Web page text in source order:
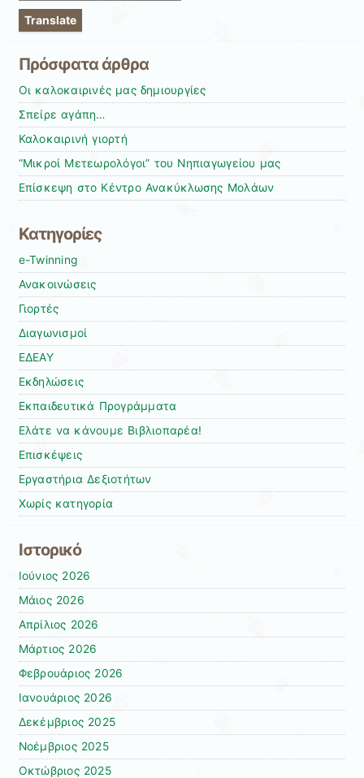
a
translate
page
Translate
Πρόσφατα άρθρα
Οι καλοκαιρινές μας δημιουργίες
Σπείρε αγάπη…
Καλοκαιρινή γιορτή
“Μικροί Μετεωρολόγοι” του Νηπιαγωγείου μας
Επίσκεψη στο Κέντρο Ανακύκλωσης Μολάων
Κατηγορίες
e-Twinning
Ανακοινώσεις
Γιορτές
Διαγωνισμοί
ΕΔΕΑΥ
Εκδηλώσεις
Εκπαιδευτικά Προγράμματα
Ελάτε να κάνουμε Βιβλιοπαρέα!
Επισκέψεις
Εργαστήρια Δεξιοτήτων
Χωρίς κατηγορία
Ιστορικό
Ιούνιος 2026
Μάιος 2026
Απρίλιος 2026
Μάρτιος 2026
Φεβρουάριος 2026
Ιανουάριος 2026
Δεκέμβριος 2025
Νοέμβριος 2025
Οκτώβριος 2025